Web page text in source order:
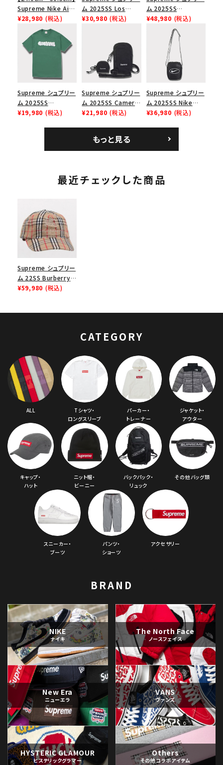
Supreme Nike Air
Force 1 Low シュプ
リーム ナイキエアフォ
ース１スニーカー シ
ューズ ホワイト
¥28,980 (税込)
ム 2025SS Los
Angeles Fire Relief
スロゴTシャツ ホワ
¥30,980 (税込)
ム 2025SS
Backpack バックパッ
ク ブラック 黒
¥48,980 (税込)
Supreme シュプリー
ム 2025SS
Homerun Tee ホー
¥19,980 (税込)
Supreme シュプリー
ム 2025SS Camera
Bag + Mini Pouch
¥21,980 (税込)
Supreme シュプリー
ム 2025SS Nike
Leather Shoulder
¥36,980 (税込)
もっと見る
最近チェックした商品
Supreme シュプリー
ム 22SS Burberry
Denim 6Panel Cap
¥59,980 (税込)
CATEGORY
ALL
Tシャツ・
ロングスリーブ
パーカー・
トレーナー
ジャケット・
アウター
キャップ・
ハット
ニット帽・
ビーニー
バックパック・
リュック
その他バッグ類
スニーカー・
ブーツ
パンツ・
ショーツ
アクセサリー
BRAND
NIKE
ナイキ
The North Face
ノースフェイス
New Era
ニューエラ
VANS
ヴァンズ
HYSTERIC GLAMOUR
ヒステリックグラマー
Others
その他コラボアイテム